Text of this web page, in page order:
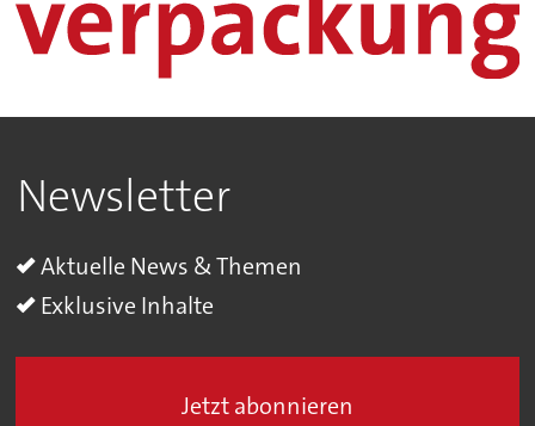
Newsletter
Aktuelle News & Themen
Exklusive Inhalte
Jetzt abonnieren